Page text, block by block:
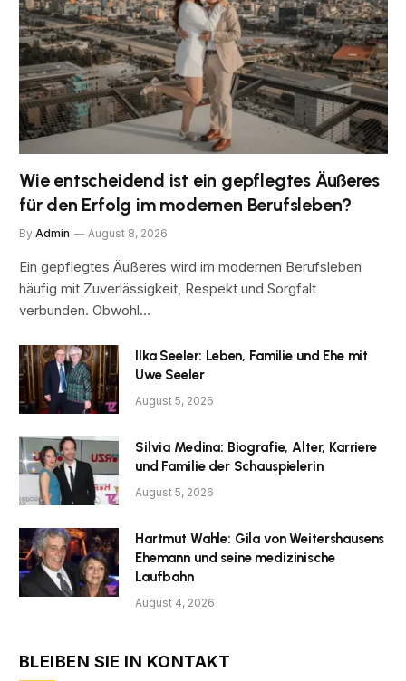
Wie entscheidend ist ein gepflegtes Äußeres
für den Erfolg im modernen Berufsleben?
By Admin August 8, 2026
Ein gepflegtes Äußeres wird im modernen Berufsleben
häufig mit Zuverlässigkeit, Respekt und Sorgfalt
verbunden. Obwohl…
Ilka Seeler: Leben, Familie und Ehe mit
Uwe Seeler
August 5, 2026
Silvia Medina: Biografie, Alter, Karriere
und Familie der Schauspielerin
August 5, 2026
Hartmut Wahle: Gila von Weitershausens
Ehemann und seine medizinische
Laufbahn
August 4, 2026
BLEIBEN SIE IN KONTAKT